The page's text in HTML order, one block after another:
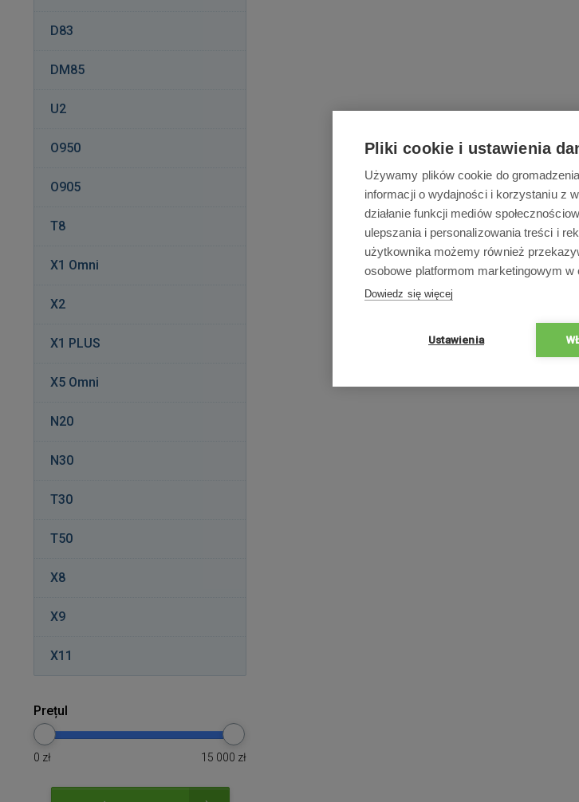
D83
DM85
U2
O950
O905
T8
X1 Omni
X2
X1 PLUS
X5 Omni
N20
N30
T30
T50
X8
X9
X11
Prețul
0 zł 15 000 zł
Pliki cookie i ustawienia
Używamy plików cookie do
informacji o wydajności i korzystaniu z
działanie funkcji mediów
ulepszania i personalizowania treści i
użytkownika możemy również
osobowe platformom marketingowym
Dowiedz się więcej
Ustawienia